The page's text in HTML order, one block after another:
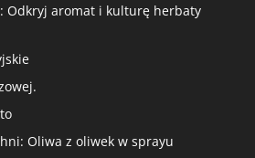
Odkryj aromat i kulturę herbaty
Oliwa z oliwek w sprayu